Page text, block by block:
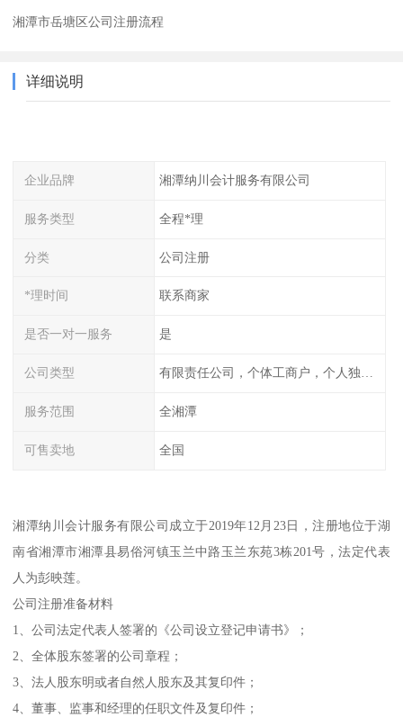
湘潭市岳塘区公司注册流程
详细说明
企业品牌 湘潭纳川会计服务有限公司
服务类型 全程*理
分类 公司注册
*理时间 联系商家
是否一对一服务 是
公司类型
服务范围 全湘潭
可售卖地 全国
湘潭纳川会计服务有限公司成立于2019年12月23日，注册地位于湖
南省湘潭市湘潭县易俗河镇玉兰中路玉兰东苑3栋201号，法定代表
人为彭映莲。
公司注册准备材料
1、公司法定代表人签署的《公司设立登记申请书》；
2、全体股东签署的公司章程；
3、法人股东明或者自然人股东及其复印件；
4、董事、监事和经理的任职文件及复印件；